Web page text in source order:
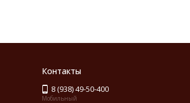
Контакты
8 (938) 49-50-400
Мобильный